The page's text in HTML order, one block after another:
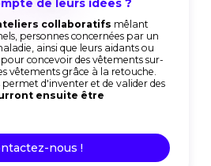
c'est pouvoir !
desconférencessur la mode
descours et workshops dans les
aux métiers de lamodeet du
et partageons descontenus
: vidéos explicatives, tutoriels,
de montage, etc.
nous proposons des
.